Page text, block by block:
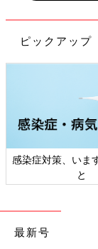
ピックアップ
感染症対策、いま
と
最新号